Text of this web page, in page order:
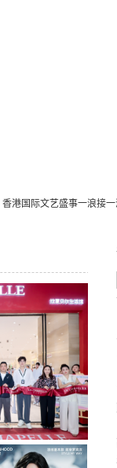
香港国际文艺盛事一浪接